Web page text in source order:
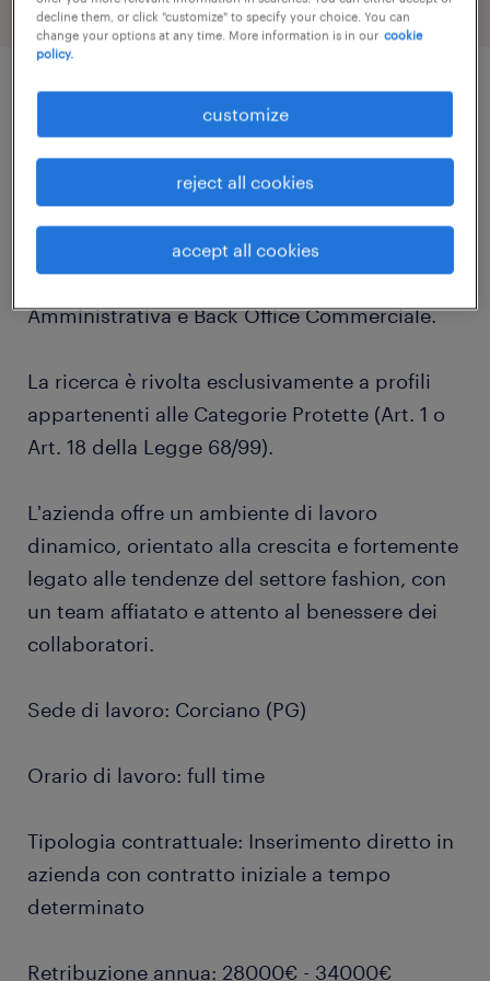
Randstad Talent Selection seleziona per
territorio operante nel settore Moda, una
figura da inserire come Impiegato/a Area
Amministrativa e Back Office Commerciale.
La ricerca è rivolta esclusivamente a profili
appartenenti alle Categorie Protette (Art. 1 o
Art. 18 della Legge 68/99).
L'azienda offre un ambiente di lavoro
dinamico, orientato alla crescita e fortemente
legato alle tendenze del settore fashion, con
un team affiatato e attento al benessere dei
collaboratori.
Sede di lavoro: Corciano (PG)
Orario di lavoro: full time
Tipologia contrattuale: Inserimento diretto in
azienda con contratto iniziale a tempo
determinato
Retribuzione annua: 28000€ - 34000€
decline them, or click "customize" to specify your choice. You can
change your options at any time. More information is in our cookie
policy.
customize
reject all cookies
accept all cookies